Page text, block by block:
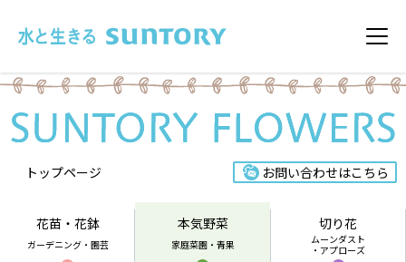
メ
トップページ お問い合わせはこちら
花苗・花鉢
ガーデニング・園芸
本気野菜
家庭菜園・青果
切り花
ムーンダスト
・アプローズ